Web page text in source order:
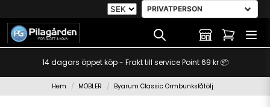
14 dagars öppet köp - Frakt till service Point 69 kr 📦
Hem MÖBLER Byarum Classic Ormbunksfåtölj